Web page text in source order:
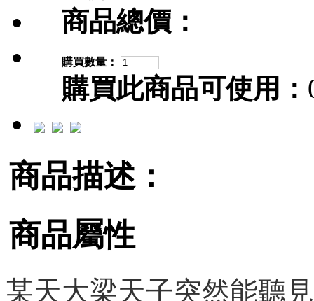
商品總價：
購買數量：
購買此商品可使用：
商品描述：
商品屬性
某天大梁天子突然能聽